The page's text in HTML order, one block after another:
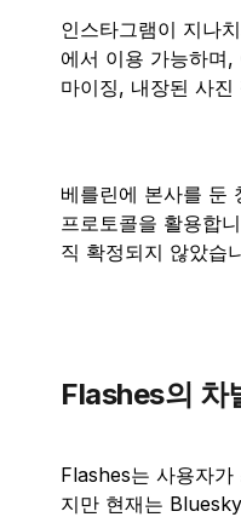
인스타그램이 지나
에서 이용 가능하며
마이징, 내장된 사
베를린에 본사를 둔
프로토콜을 활용합
직 확정되지 않았습
Flashes의 차
Flashes는 사용자가
지만 현재는